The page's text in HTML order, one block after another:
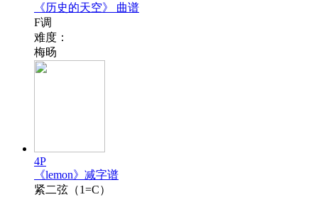
《历史的天空》 曲谱
F调
难度：
梅旸
4P
《lemon》减字谱
紧二弦（1=C）